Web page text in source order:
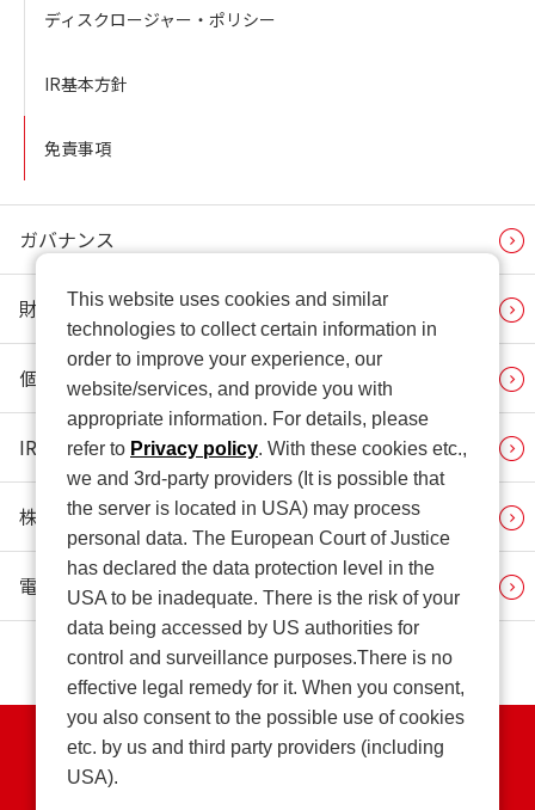
ディスクロージャー・ポリシー
IR基本方針
免責事項
ガバナンス
財務・業績
個人投資家の皆さまへ
IR関連情報
株式・株主情報
電子公告
個人情報保護方針
特定個人情報等の適正な取扱いの確保に関する基本方針
This website uses cookies and similar
technologies to collect certain information in
order to improve your experience, our
website/services, and provide you with
appropriate information. For details, please
refer to Privacy policy. With these cookies etc.,
we and 3rd-party providers (It is possible that
the server is located in USA) may process
personal data. The European Court of Justice
has declared the data protection level in the
USA to be inadequate. There is the risk of your
data being accessed by US authorities for
control and surveillance purposes.There is no
effective legal remedy for it. When you consent,
you also consent to the possible use of cookies
etc. by us and third party providers (including
USA).